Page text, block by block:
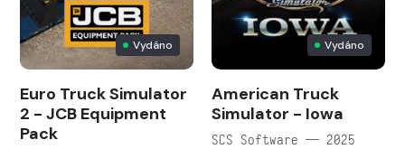
Vydáno
Euro Truck Simulator
2 - JCB Equipment
Pack
Vydáno
American Truck
Simulator - Iowa
SCS Software — 2025